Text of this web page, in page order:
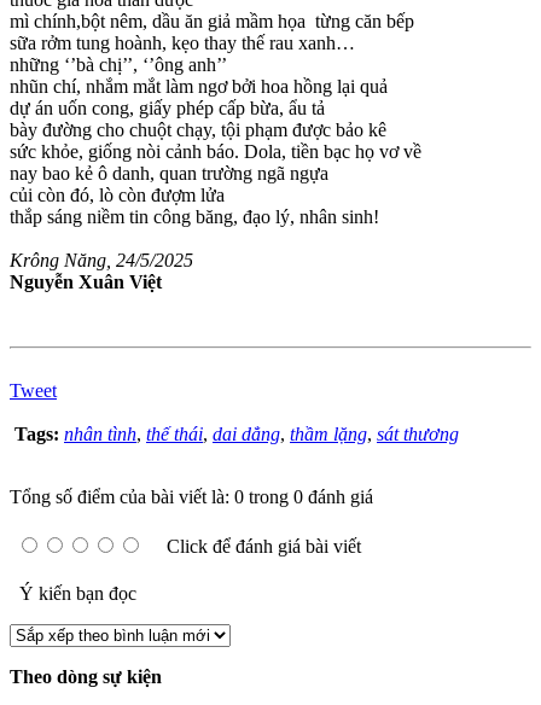
mì chính,bột nêm, dầu ăn giả mầm họa từng căn bếp
sữa rởm tung hoành, kẹo thay thế rau xanh…
những ‘’bà chị’’, ‘’ông anh’’
nhũn chí, nhắm mắt làm ngơ bởi hoa hồng lại quả
dự án uốn cong, giấy phép cấp bừa, ẩu tả
bày đường cho chuột chạy, tội phạm được bảo kê
sức khỏe, giống nòi cảnh báo. Dola, tiền bạc họ vơ về
nay bao kẻ ô danh, quan trường ngã ngựa
củi còn đó, lò còn đượm lửa
thắp sáng niềm tin công băng, đạo lý, nhân sinh!
Krông Năng, 24/5/2025
Nguyễn Xuân Việt
Tweet
Tags: nhân tình, thế thái, dai dẳng, thầm lặng, sát thương
Tổng số điểm của bài viết là: 0 trong 0 đánh giá
Click để đánh giá bài viết
Ý kiến bạn đọc
Theo dòng sự kiện